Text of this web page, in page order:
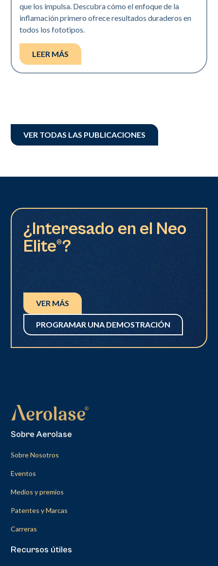
que los impulsa. Descubra cómo el enfoque de la
inflamación primero ofrece resultados duraderos en
todos los fototipos.
LEER MÁS
VER TODAS LAS PUBLICACIONES
¿Interesado en el Neo
Elite®?
VER MÁS
PROGRAMAR UNA DEMOSTRACIÓN
Sobre Aerolase
Sobre Nosotros
Eventos
Medios y premios
Patentes y Marcas
Carreras
Recursos útiles